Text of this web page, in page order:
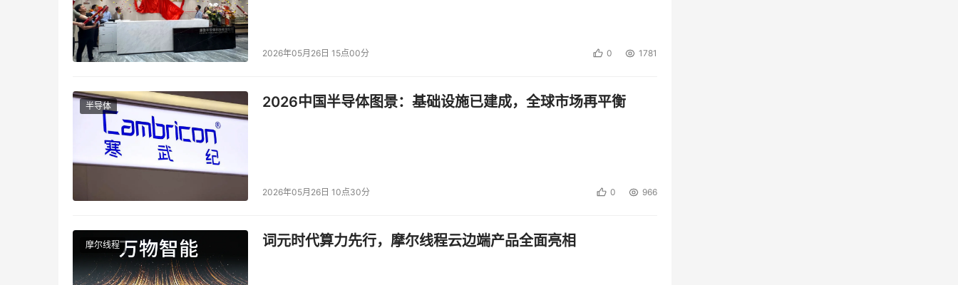
2026年05月26日 15点00分 0 1781
半导体 2026中国半导体图景：基础设施已建成，全球市场再平衡
2026年05月26日 10点30分 0 966
摩尔线程 词元时代算力先行，摩尔线程云边端产品全面亮相